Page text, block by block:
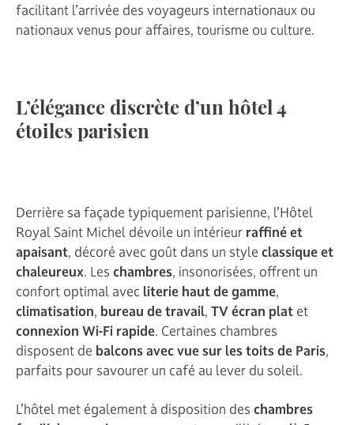
facilitant l’arrivée des voyageurs internationaux ou
nationaux venus pour affaires, tourisme ou culture.
L’élégance discrète d’un hôtel 4
étoiles parisien
Derrière sa façade typiquement parisienne, l’Hôtel
Royal Saint Michel dévoile un intérieur raffiné et
apaisant, décoré avec goût dans un style classique et
chaleureux. Les chambres, insonorisées, offrent un
confort optimal avec literie haut de gamme,
climatisation, bureau de travail, TV écran plat et
connexion Wi-Fi rapide. Certaines chambres
disposent de balcons avec vue sur les toits de Paris,
parfaits pour savourer un café au lever du soleil.
L’hôtel met également à disposition des chambres